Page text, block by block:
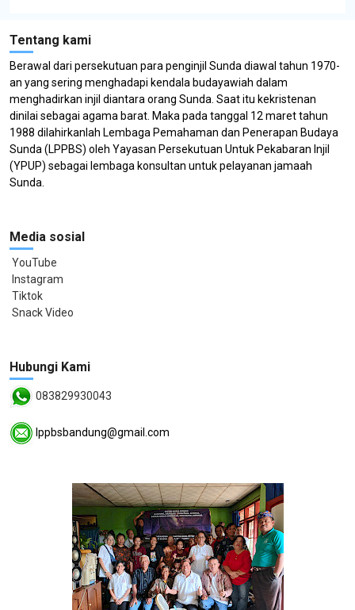
Tentang kami
Berawal dari persekutuan para penginjil Sunda diawal tahun 1970-
an yang sering menghadapi kendala budayawiah dalam
menghadirkan injil diantara orang Sunda. Saat itu kekristenan
dinilai sebagai agama barat. Maka pada tanggal 12 maret tahun
1988 dilahirkanlah Lembaga Pemahaman dan Penerapan Budaya
Sunda (LPPBS) oleh Yayasan Persekutuan Untuk Pekabaran Injil
(YPUP) sebagai lembaga konsultan untuk pelayanan jamaah
Sunda.
Media sosial
YouTube
Instagram
Tiktok
Snack Video
Hubungi Kami
083829930043
lppbsbandung@gmail.com